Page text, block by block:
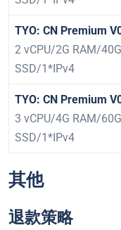
TYO: CN Premium
2 vCPU/2G RAM/40G
SSD/1*IPv4
TYO: CN Premium
3 vCPU/4G RAM/60G
SSD/1*IPv4
其他
退款策略